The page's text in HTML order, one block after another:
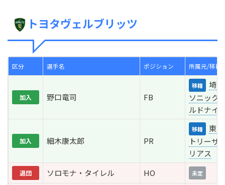
トヨタヴェルブリッツ
区分 選手名 ポジション 所属元/移籍
加入 野口竜司 FB
移籍
埼
ソニック
ルドナイ
加入 細木康太郎 PR
移籍
東
トリーサ
リアス
退団 ソロモナ・タイレル HO 未定